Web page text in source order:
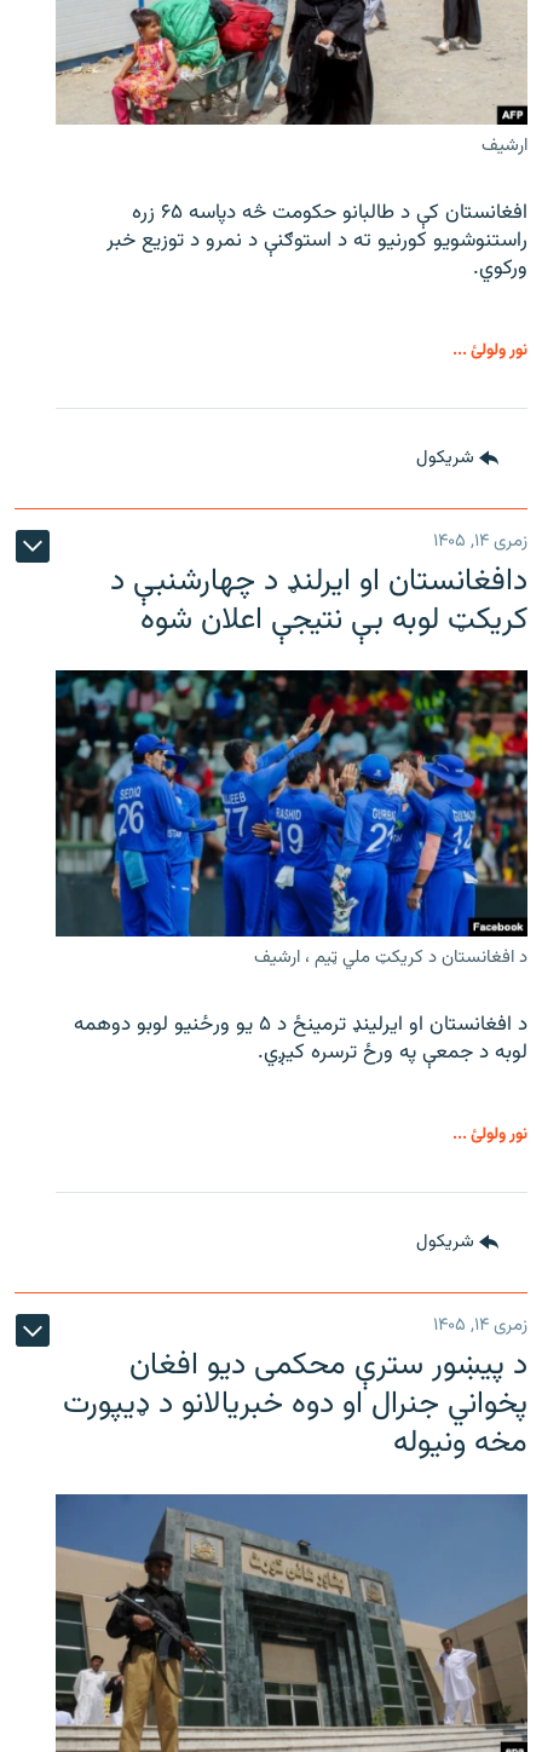
ارشیف
افغانستان کې د طالبانو حکومت څه دپاسه ۶۵ زره
راستنوشویو کورنیو ته د استوګنې د نمرو د توزیع خبر
ورکوي.
نور ولولئ ...
شريکول
زمری ۱۴, ۱۴۰۵
دافغانستان او ایرلنډ د چهارشنبې د
کریکټ لوبه بې نتیجې اعلان شوه
د افغانستان د کریکټ ملي ټیم ، ارشیف
د افغانستان او ایرلینډ ترمینځ د ۵ یو ورځنیو لوبو دوهمه
لوبه د جمعې په ورځ ترسره کیږي.
نور ولولئ ...
شريکول
زمری ۱۴, ۱۴۰۵
د پیښور سترې محکمی دیو افغان
پخواني جنرال او دوه خبریالانو د ډیپورت
مخه ونیوله